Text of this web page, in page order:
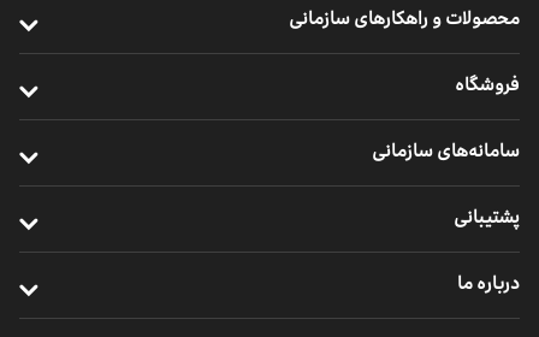
محصولات و راهکارهای سازمانی
ارتباطات یکپارچه سازمانی
اینترنت اشیا
خدمات دیجیتال
فروشگاه
خرید ردیاب خودرو
سامانه‌های سازمانی
مدیریت هوشمند ناوگان
پشتیبانی
درباره ما